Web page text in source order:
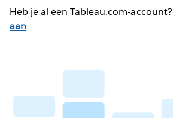
Heb je al een Tableau.com-account?
aan